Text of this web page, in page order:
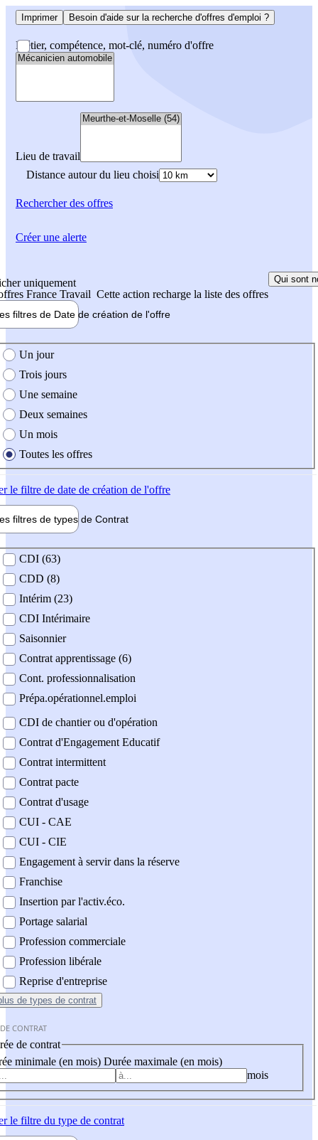
Imprimer Besoin d'aide sur la recherche d'offres d'emploi ?
Métier, compétence, mot-clé, numéro d'offre
Lieu de travail
Distance autour du lieu choisi
Rechercherdes offres
uniquement
France Travail Cette action recharge la liste des offres
Qui sont
filtres de Date de création de l'offre
création de l'offre
Un jour
Trois jours
Une semaine
Deux semaines
Un mois
Toutes les offres
le filtre de date de création de l'offre
filtres de types de Contrat
contrat
CDI (63)
CDD (8)
Intérim (23)
CDI Intérimaire
Saisonnier
Contrat apprentissage (6)
Cont. professionnalisation
Prépa.opérationnel.emploi
CDI de chantier ou d'opération
Contrat d'Engagement Educatif
Contrat intermittent
Contrat pacte
Contrat d'usage
CUI - CAE
CUI - CIE
Engagement à servir dans la réserve
Franchise
Insertion par l'activ.éco.
Portage salarial
Profession commerciale
Profession libérale
Reprise d'entreprise
de types de contrat
CONTRAT
de contrat
minimale (en mois) Durée maximale (en mois)
mois
le filtre du type de contrat
Créer une alerte